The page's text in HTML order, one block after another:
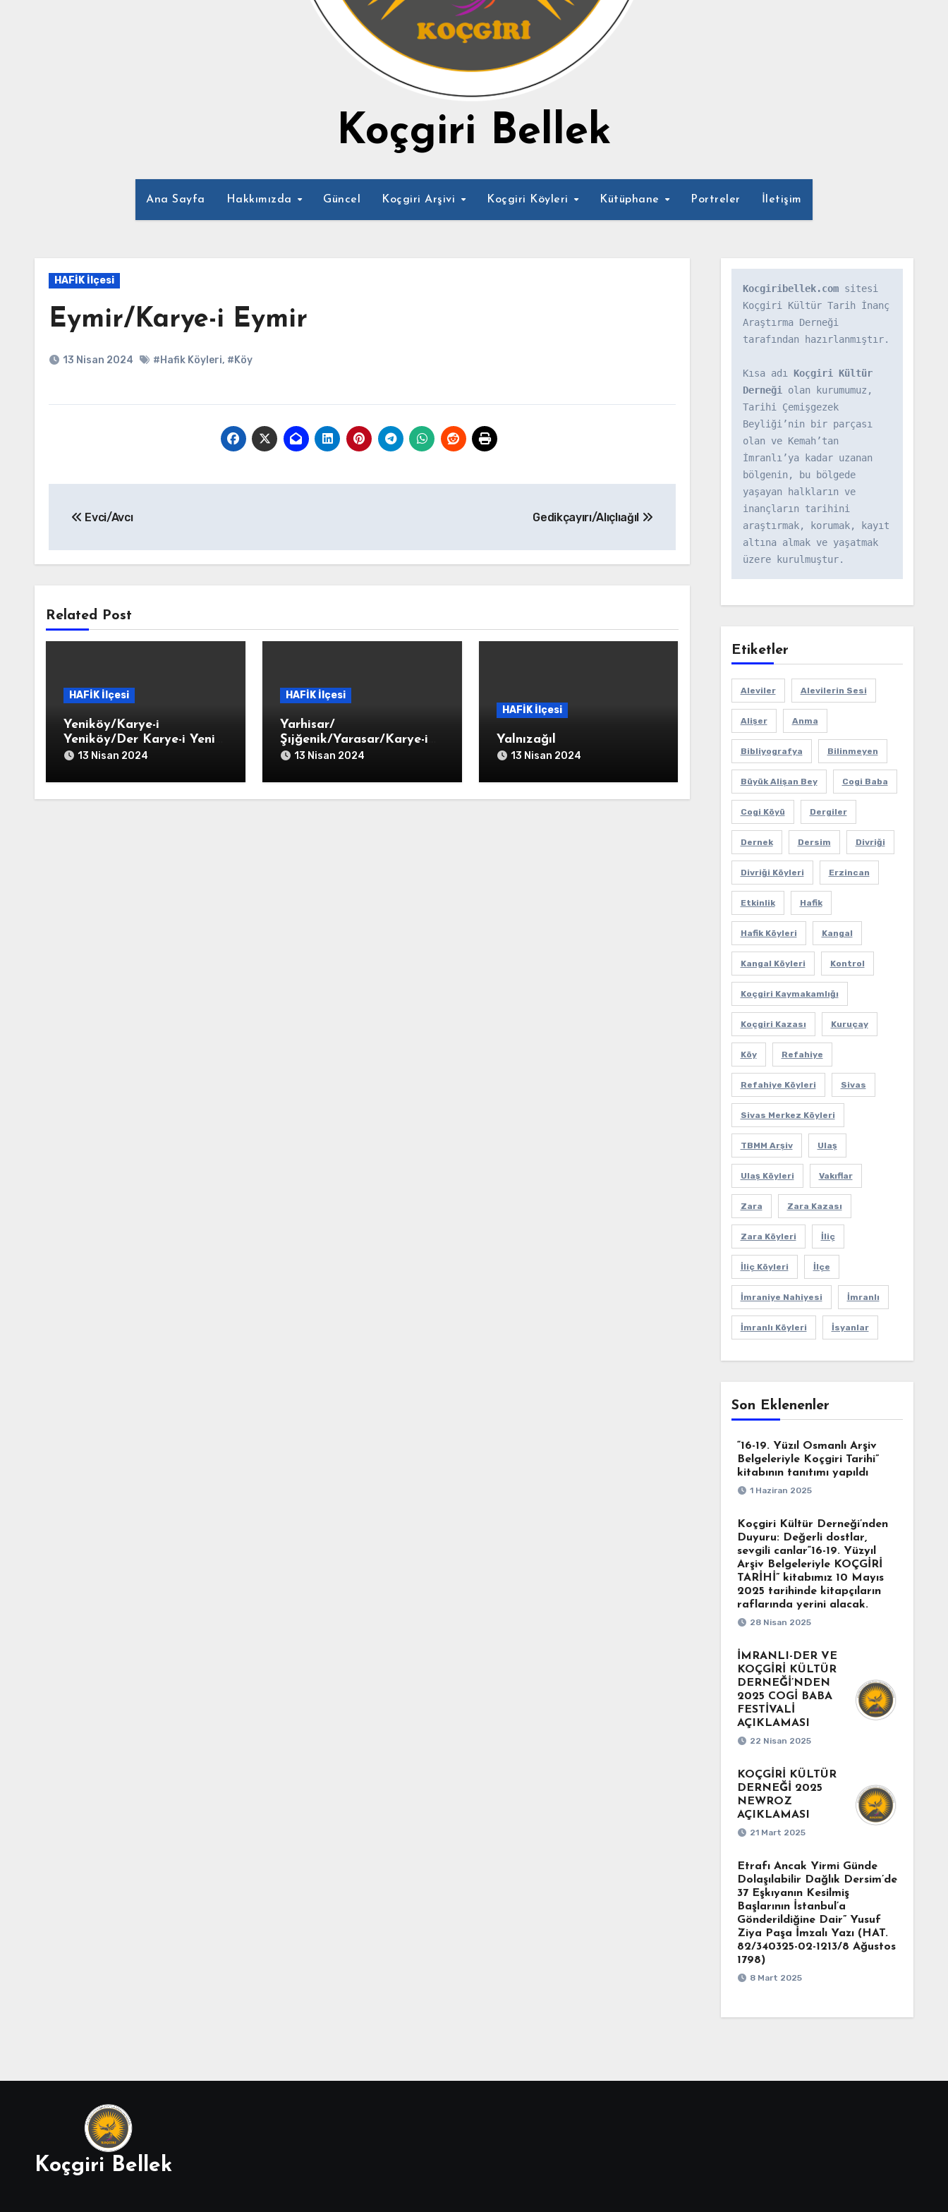
Koçgiri Bellek
Ana Sayfa Hakkımızda Güncel Koçgiri Arşivi Koçgiri Köyleri Kütüphane Portreler İletişim
HAFİK İlçesi
Eymir/Karye-i Eymir
13 Nisan 2024 #Hafik Köyleri, #Köy
gezinmesi
Evci/Avcı Gedikçayırı/Alıçlıağıl
Related Post
HAFİK İlçesi
Yeniköy/Karye-i
Yeniköy/Der Karye-i Yeni
Der Kurb-i Celalli
13 Nisan 2024
HAFİK İlçesi
Yarhisar/
Şıjğenik/Yarasar/Karye-i
Yarhisar
13 Nisan 2024
HAFİK İlçesi
Yalnızağıl
13 Nisan 2024
Kocgiribellek.com sitesi
Koçgiri Kültür Tarih İnanç
Araştırma Derneği
tarafından hazırlanmıştır.
Kısa adı Koçgiri Kültür
Derneği olan kurumumuz,
Tarihi Çemişgezek
Beyliği’nin bir parçası
olan ve Kemah’tan
İmranlı’ya kadar uzanan
bölgenin, bu bölgede
yaşayan halkların ve
inançların tarihini
araştırmak, korumak, kayıt
altına almak ve yaşatmak
üzere kurulmuştur.
Etiketler
Aleviler Alevilerin Sesi
Alişer Anma
Bibliyografya Bilinmeyen
Büyük Alişan Bey Cogi Baba
Cogi Köyü Dergiler
Dernek Dersim Divriği
Divriği Köyleri Erzincan
Etkinlik Hafik
Hafik Köyleri Kangal
Kangal Köyleri Kontrol
Koçgiri Kaymakamlığı
Koçgiri Kazası Kuruçay
Köy Refahiye
Refahiye Köyleri Sivas
Sivas Merkez Köyleri
TBMM Arşiv Ulaş
Ulaş Köyleri Vakıflar
Zara Zara Kazası
Zara Köyleri İliç
İliç Köyleri İlçe
İmraniye Nahiyesi İmranlı
İmranlı Köyleri İsyanlar
Son Eklenenler
“16-19. Yüzıl Osmanlı Arşiv
Belgeleriyle Koçgiri Tarihi”
kitabının tanıtımı yapıldı
1 Haziran 2025
Koçgiri Kültür Derneği’nden
Duyuru: Değerli dostlar,
sevgili canlar“16-19. Yüzyıl
Arşiv Belgeleriyle KOÇGİRİ
TARİHİ” kitabımız 10 Mayıs
2025 tarihinde kitapçıların
raflarında yerini alacak.
28 Nisan 2025
İMRANLI-DER VE
KOÇGİRİ KÜLTÜR
DERNEĞİ’NDEN
2025 COGİ BABA
FESTİVALİ
AÇIKLAMASI
22 Nisan 2025
KOÇGİRİ KÜLTÜR
DERNEĞİ 2025
NEWROZ
AÇIKLAMASI
21 Mart 2025
Etrafı Ancak Yirmi Günde
Dolaşılabilir Dağlık Dersim’de
37 Eşkıyanın Kesilmiş
Başlarının İstanbul’a
Gönderildiğine Dair” Yusuf
Ziya Paşa İmzalı Yazı (HAT.
82/340325-02-1213/8 Ağustos
1798)
8 Mart 2025
Koçgiri Bellek